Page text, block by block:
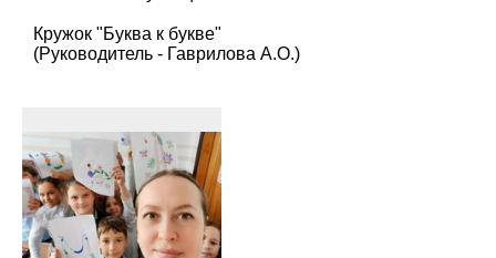
Кружок "Буква к букве"
(Руководитель - Гаврилова А.О.)